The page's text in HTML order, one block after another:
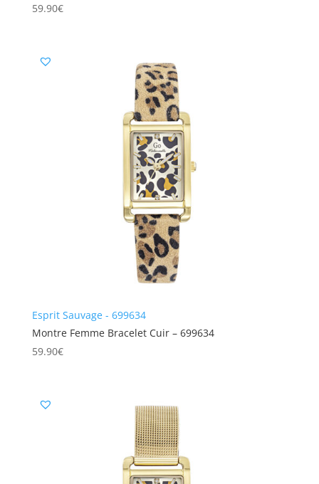
59.90€
Esprit Sauvage - 699634
Montre Femme Bracelet Cuir – 699634
59.90€